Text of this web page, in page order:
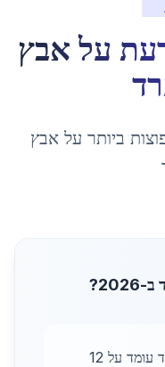
על אבץ
ביותר עלאבץ
ב-2026, מחיר אבץ לקילו בערד עומד על 12